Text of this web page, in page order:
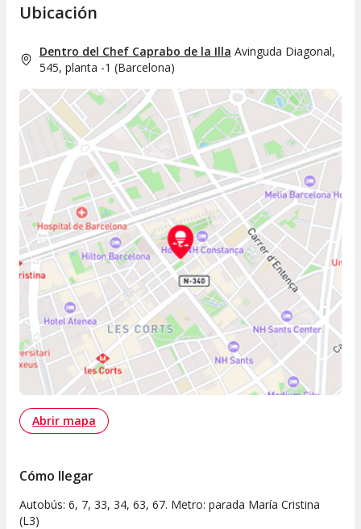
Ubicación
Dentro del Chef Caprabo de la Illa Avinguda Diagonal,
545, planta -1 (Barcelona)
Abrir mapa
Cómo llegar
Autobús: 6, 7, 33, 34, 63, 67. Metro: parada María Cristina
(L3)